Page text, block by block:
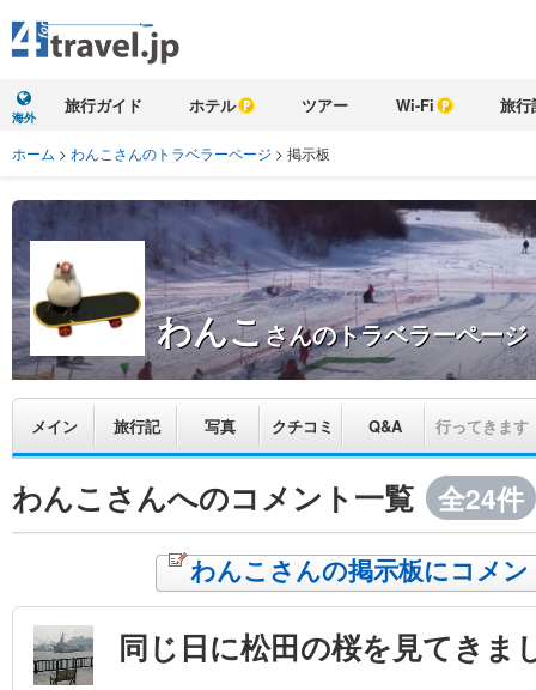
海外
旅行ガイド ホテル ツアー Wi-Fi 旅行
ホーム > わんこさんのトラベラーページ > 掲示板
わんこさんのトラベラーページ
メイン 旅行記 写真 クチコミ Q&A 行ってきます
わんこさんへのコメント一覧 全24件
わんこさんの掲示板にコメ
同じ日に松田の桜を見てきま